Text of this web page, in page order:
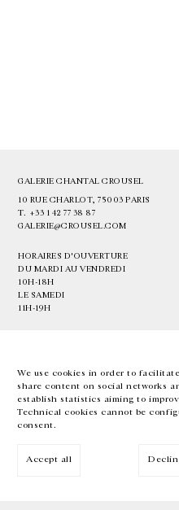
We use cookies in order to
share content on social networks
establish statistics aiming to
Technical cookies cannot be
consent.
Accept all
GALERIE CHANTAL CROUSEL
10 RUE CHARLOT, 75003 PARIS
T. +33 1 42 77 38 87
GALERIE@CROUSEL.COM
HORAIRES D'OUVERTURE
DU MARDI AU VENDREDI
10H-18H
LE SAMEDI
11H-19H
EN FR 中文 Facebook
Inscrivez-vous à notre newsletter